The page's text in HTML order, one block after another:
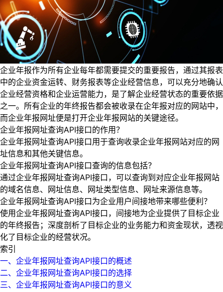
企业年报作为所有企业每年都需要提交的重要报告，通过其报表
中的企业资金运转、财务报表等企业经营信息，可以充分地确认
企业经营资格和企业运营能力，是了解企业经营状态的重要依据
之一。所有企业的年终报告都会被收录在企年报对应的网站中，
而企业年报网址便是打开企业年报网站的关键途径。
企业年报网址查询API接口的作用？
企业年报网址查询API接口用于查询收录企业年报网站对应的网
址信息和其他关键信息。
企业年报网址查询API接口查询的信息包括？
通过企业年报网址查询API接口，可以查询到对应企业年报网站
的域名信息、网址信息、网址类型信息、网址来源信息等。
企业年报网址查询API接口为企业用户间接地带来哪些便利？
使用企业年报网址查询API接口，间接地为企业提供了目标企业
的年终报告；深度剖析了目标企业的业务能力和资金现状，透视
化了目标企业的经营状况。
索引
一、企业年报网址查询API接口的概述
二、企业年报网址查询API接口的选择
三、企业年报网址查询API接口的意义